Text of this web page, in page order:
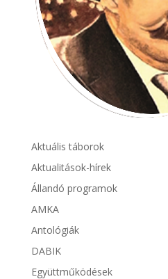
Aktuális táborok
Aktualitások-hírek
Állandó programok
AMKA
Antológiák
DABIK
Együttműködések